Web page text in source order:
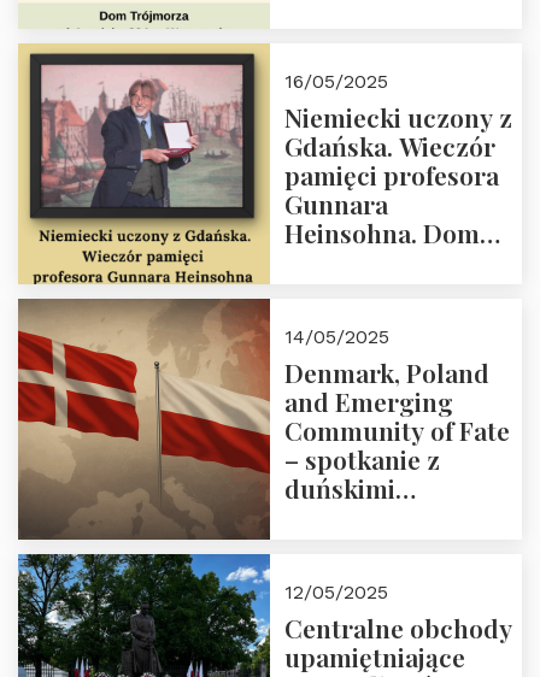
Dom Trójmorza 23
maja 2025 r. godz.
18:00.
16/05/2025
Niemiecki uczony z
Gdańska. Wieczór
pamięci profesora
Gunnara
Heinsohna. Dom
14/05/2025
Denmark, Poland
and Emerging
Community of Fate
– spotkanie z
duńskimi
12/05/2025
Centralne obchody
upamiętniające